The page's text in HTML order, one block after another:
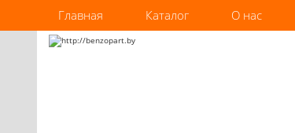
Главная Каталог О нас